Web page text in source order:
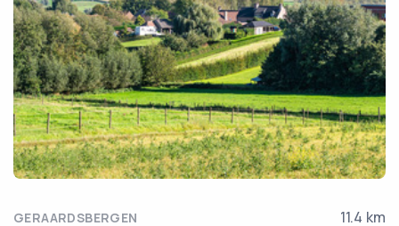
GERAARDSBERGEN 11.4 km